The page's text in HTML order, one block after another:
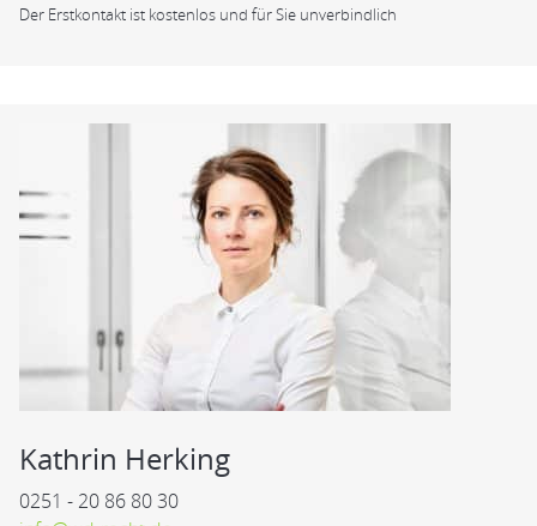
Der Erstkontakt ist kostenlos und für Sie unverbindlich
Kathrin Herking
0251 - 20 86 80 30